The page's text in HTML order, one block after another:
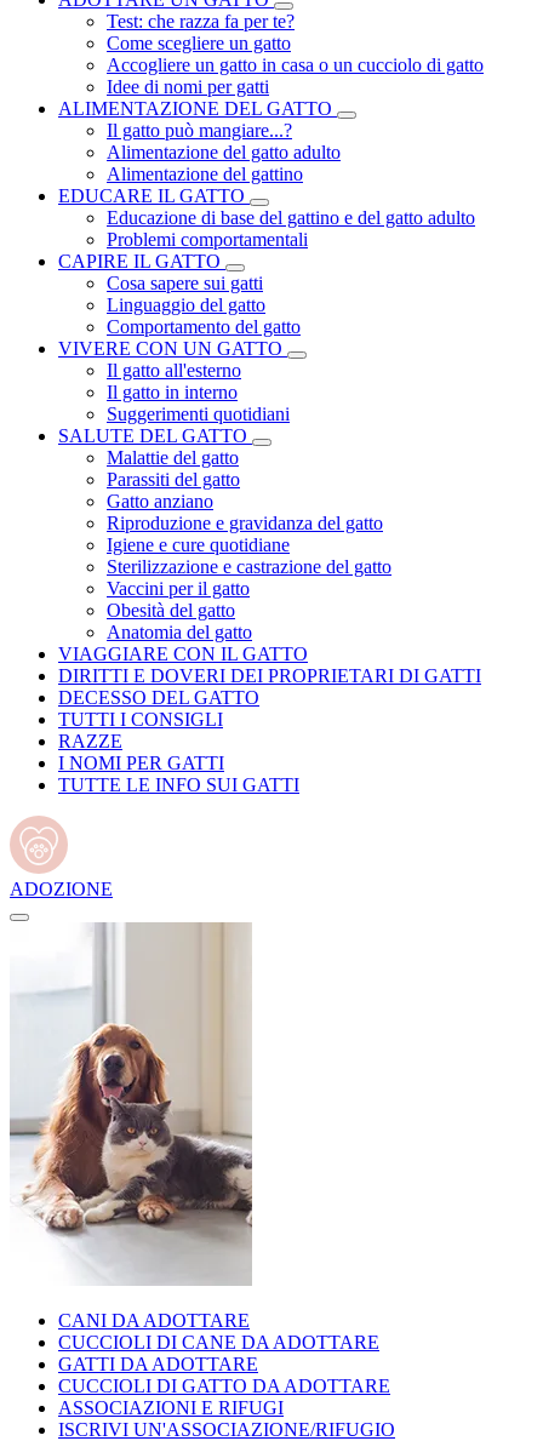
Test: che razza fa per te?
Come scegliere un gatto
Accogliere un gatto in casa o un cucciolo di gatto
Idee di nomi per gatti
ALIMENTAZIONE DEL GATTO
Il gatto può mangiare...?
Alimentazione del gatto adulto
Alimentazione del gattino
EDUCARE IL GATTO
Educazione di base del gattino e del gatto adulto
Problemi comportamentali
CAPIRE IL GATTO
Cosa sapere sui gatti
Linguaggio del gatto
Comportamento del gatto
VIVERE CON UN GATTO
Il gatto all'esterno
Il gatto in interno
Suggerimenti quotidiani
SALUTE DEL GATTO
Malattie del gatto
Parassiti del gatto
Gatto anziano
Riproduzione e gravidanza del gatto
Igiene e cure quotidiane
Sterilizzazione e castrazione del gatto
Vaccini per il gatto
Obesità del gatto
Anatomia del gatto
VIAGGIARE CON IL GATTO
DIRITTI E DOVERI DEI PROPRIETARI DI GATTI
DECESSO DEL GATTO
TUTTI I CONSIGLI
RAZZE
I NOMI PER GATTI
TUTTE LE INFO SUI GATTI
ADOZIONE
CANI DA ADOTTARE
CUCCIOLI DI CANE DA ADOTTARE
GATTI DA ADOTTARE
CUCCIOLI DI GATTO DA ADOTTARE
ASSOCIAZIONI E RIFUGI
ISCRIVI UN'ASSOCIAZIONE/RIFUGIO